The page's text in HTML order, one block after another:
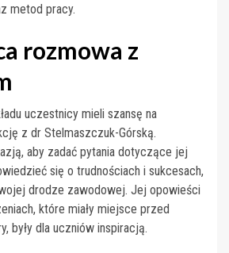
metod pracy.
rozmowa z
uczestnicy mieli szansę na
z dr Stelmaszczuk-Górską.
aby zadać pytania dotyczące jej
się o trudnościach i sukcesach,
drodze zawodowej. Jej opowieści
które miały miejsce przed
były dla uczniów inspiracją.